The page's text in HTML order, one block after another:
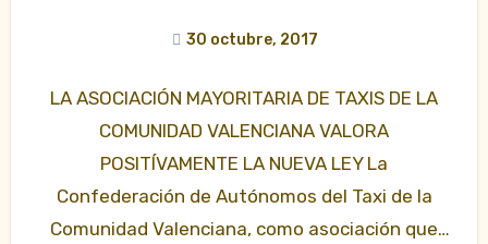
30 octubre, 2017
LA ASOCIACIÓN MAYORITARIA DE TAXIS DE LA
COMUNIDAD VALENCIANA VALORA
POSITÍVAMENTE LA NUEVA LEY La
Confederación de Autónomos del Taxi de la
Comunidad Valenciana, como asociación que